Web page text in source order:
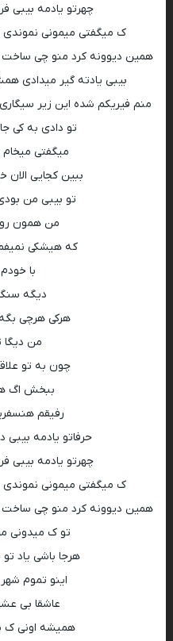
چهرتو یادمه بیبی
ک میگفتی میمونی نموندی
همین دیوونه کرد منو چی ساخت
بیبی یادته گیر میدادی
منم فیریکم شده این زیر
تو دادی به کی
میگفتی
ببین کجایی
تو بیبی من
من همون
که هیشکی
با
دیگه
هرکی هرچی
من دیگا
چون به تو
ببخش اگ
رفیقم
حرفاتو یادمه بیبی
چهرتو یادمه بیبی
ک میگفتی میمونی نموندی
همین دیوونه کرد منو چی ساخت
تو ک میدونی
هرجا باشی یاد
اینو تموم
عاشقا بی
همیشه اونی ک